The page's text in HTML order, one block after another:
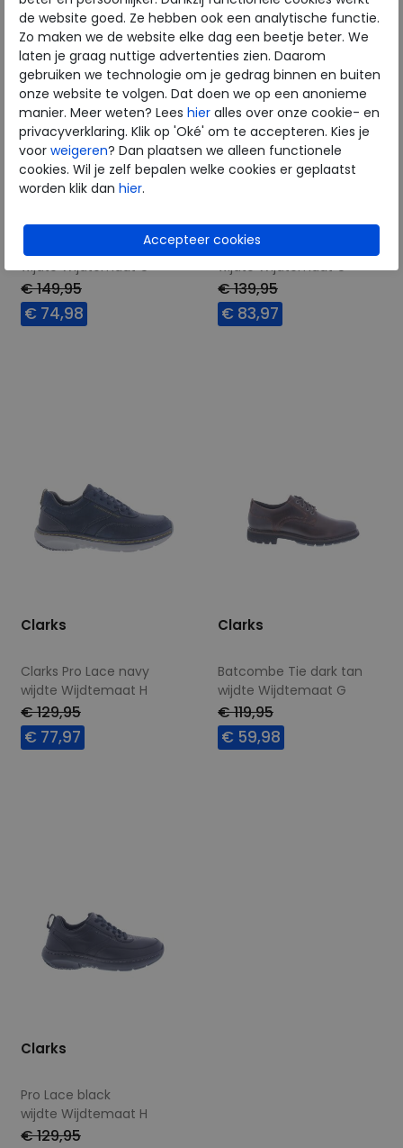
wijdte Wijdtemaat G
€ 149,95
€ 74,98
Rossdale Mid beeswax
wijdte Wijdtemaat G
€ 139,95
€ 83,97
Clarks
Clarks Pro Lace navy
wijdte Wijdtemaat H
€ 129,95
€ 77,97
Clarks
Batcombe Tie dark tan
wijdte Wijdtemaat G
€ 119,95
€ 59,98
Clarks
Pro Lace black
wijdte Wijdtemaat H
€ 129,95
de website goed. Ze hebben ook een analytische functie.
Zo maken we de website elke dag een beetje beter. We
laten je graag nuttige advertenties zien. Daarom
gebruiken we technologie om je gedrag binnen en buiten
onze website te volgen. Dat doen we op een anonieme
manier. Meer weten? Lees hier alles over onze cookie- en
privacyverklaring. Klik op 'Oké' om te accepteren. Kies je
voor weigeren? Dan plaatsen we alleen functionele
cookies. Wil je zelf bepalen welke cookies er geplaatst
worden klik dan hier.